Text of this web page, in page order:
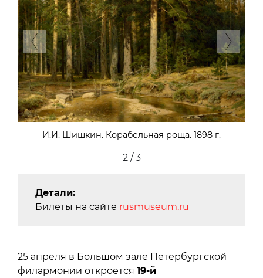
И.И. Шишкин. Корабельная роща. 1898 г.
Previous Next
2 / 3
Детали:
Билеты на сайте rusmuseum.ru
25 апреля в Большом зале Петербургской
филармонии откроется 19-й